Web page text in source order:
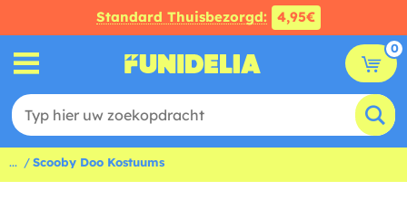
Standard Thuisbezorgd: 4,95€
0
... Scooby Doo Kostuums